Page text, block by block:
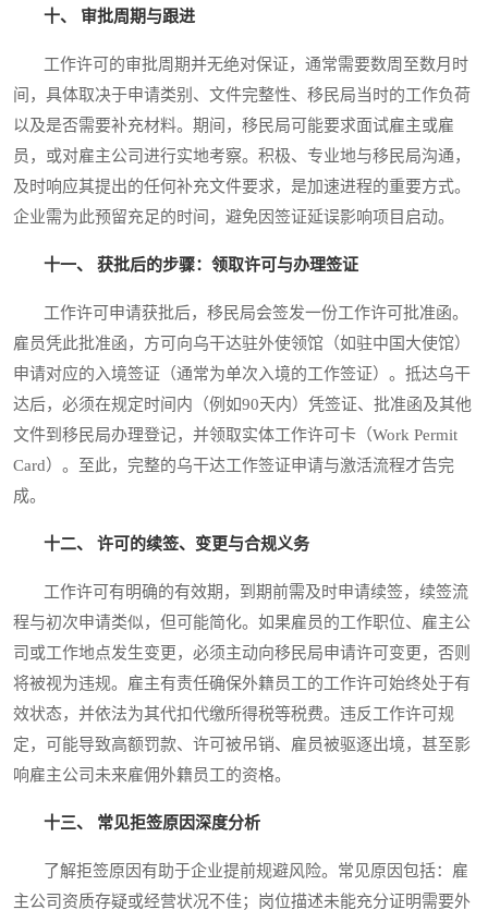
十、 审批周期与跟进
工作许可的审批周期并无绝对保证，通常需要数周至数月时
间，具体取决于申请类别、文件完整性、移民局当时的工作负荷
以及是否需要补充材料。期间，移民局可能要求面试雇主或雇
员，或对雇主公司进行实地考察。积极、专业地与移民局沟通，
及时响应其提出的任何补充文件要求，是加速进程的重要方式。
企业需为此预留充足的时间，避免因签证延误影响项目启动。
十一、 获批后的步骤：领取许可与办理签证
工作许可申请获批后，移民局会签发一份工作许可批准函。
雇员凭此批准函，方可向乌干达驻外使领馆（如驻中国大使馆）
申请对应的入境签证（通常为单次入境的工作签证）。抵达乌干
达后，必须在规定时间内（例如90天内）凭签证、批准函及其他
文件到移民局办理登记，并领取实体工作许可卡（Work Permit
Card）。至此，完整的乌干达工作签证申请与激活流程才告完
成。
十二、 许可的续签、变更与合规义务
工作许可有明确的有效期，到期前需及时申请续签，续签流
程与初次申请类似，但可能简化。如果雇员的工作职位、雇主公
司或工作地点发生变更，必须主动向移民局申请许可变更，否则
将被视为违规。雇主有责任确保外籍员工的工作许可始终处于有
效状态，并依法为其代扣代缴所得税等税费。违反工作许可规
定，可能导致高额罚款、许可被吊销、雇员被驱逐出境，甚至影
响雇主公司未来雇佣外籍员工的资格。
十三、 常见拒签原因深度分析
了解拒签原因有助于企业提前规避风险。常见原因包括：雇
主公司资质存疑或经营状况不佳；岗位描述未能充分证明需要外